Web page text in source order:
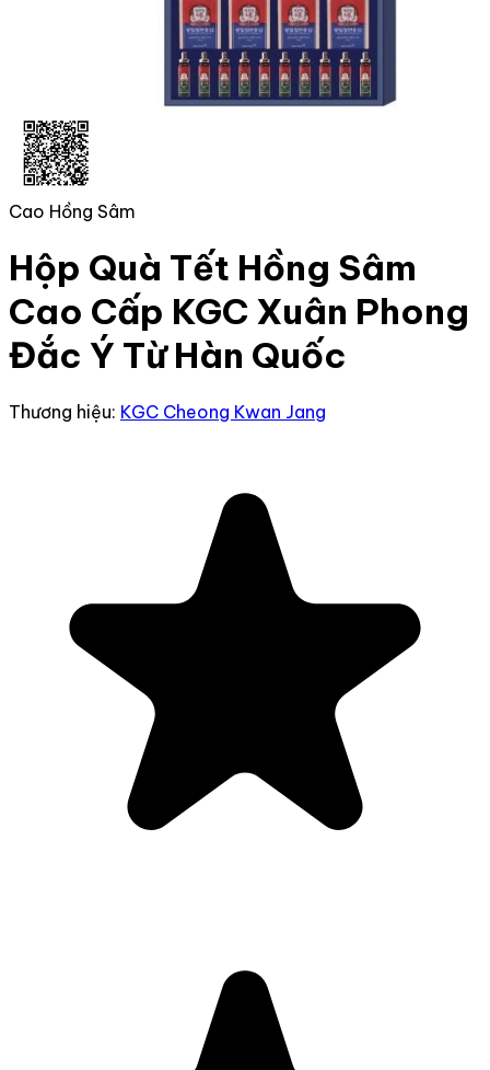
Cao Hồng Sâm
Hộp Quà Tết Hồng Sâm
Cao Cấp KGC Xuân Phong
Đắc Ý Từ Hàn Quốc
Thương hiệu: KGC Cheong Kwan Jang